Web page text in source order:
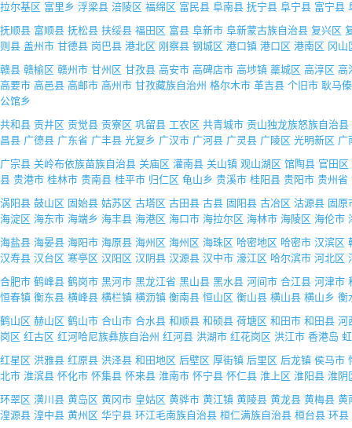
拉尔基区 富里乡 浮梁县 涪陵区 福绵区 富民县 阜南县 抚宁县 阜宁县 富宁县
抚顺县 富顺县 抚松县 扶绥县 福田区 富县 阜新市 阜新蒙古族自治县 复兴区
则县 盖州市 甘德县 岗巴县 港北区 刚察县 钢城区 港口镇 港口区 港南区 冈山
赣县 赣榆区 赣州市 甘州区 甘孜县 高安市 高碑店市 高埗镇 藁城区 高淳区 高
高要市 高邑县 高邮市 高州市 甘孜藏族自治州 格尔木市 革吉县 个旧市 耿马
公馆乡
共和县 贡井区 贡觉县 贡寮区 巩留县 工农区 共青城市 贡山独龙族怒族自治县
昌县 广德县 广东省 广丰县 光复乡 广汉市 广河县 广灵县 广陵区 光明新区 广
广宗县 关岭布依族苗族自治县 关庙区 灌南县 关山镇 观山湖区 馆陶县 官田区
县 贵港市 桂林市 贵南县 桂平市 归仁区 龟山乡 贵溪市 桂阳县 贵阳市 贵州省
涡阳县 鼓山区 固始县 姑苏区 古塔区 古田县 古县 固阳县 古冶区 沽源县 固原
海淀区 海东市 海端乡 海丰县 海港区 海口市 海拉尔区 海林市 海陵区 海伦市
海盐县 海晏县 海阳市 海原县 海州区 海州区 海珠区 哈密地区 哈密市 汉滨区
汉寿县 汉台区 寒亭区 汉阳区 汉阴县 汉源县 汉中市 濠江区 哈尔滨市 河北区
合肥市 鹤峰县 鹤岗市 黑河市 黑龙江省 黑山县 黑水县 河间市 合江县 河津市
恒春镇 衡东县 横峰县 横栏镇 横沥镇 衡南县 恒山区 衡山县 横山县 横山乡 衡
鹤山区 赫山区 鹤山市 合山市 合水县 和顺县 和硕县 荷塘区 和田市 和田县 河
岗区 红古区 红河哈尼族彝族自治州 红河县 洪湖市 红花岗区 洪江市 香港岛
红星区 洪雅县 红原县 洪泽县 和田地区 后壁区 厚街镇 后里区 后龙镇 侯马市
北市 淮滨县 怀化市 怀集县 怀来县 淮南市 怀宁县 怀仁县 淮上区 淮阳县 淮阴
环翠区 潢川县 黄岛区 黄冈市 皇姑区 黄骅市 黄江镇 黄陵县 黄龙县 黄梅县 黄
湟源县 湟中县 黄州区 华宁县 环江毛南族自治县 桓仁满族自治县 桓台县 环县